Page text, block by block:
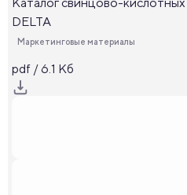
DELTA
Маркетинговые материалы
pdf / 6.1 Кб